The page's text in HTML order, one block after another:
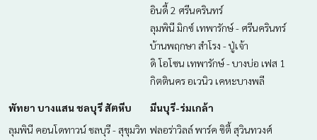
อินดี้ 2 ศรีนครินทร์
ลุมพินี มิกซ์ เทพารักษ์ - ศรีนครินทร์
บ้านพฤกษา สำโรง - ปู่เจ้า
ดิ โอโซน เทพารักษ์ - บางบ่อ เฟส 1
กิตตินคร อเวนิว เคหะบางพลี
พัทยา บางแสน ชลบุรี สัตหีบ
ลุมพินี คอนโดทาวน์ ชลบุรี - สุขุมวิท
มีนบุรี-ร่มเกล้า
ฟลอร่าวิลล์ พาร์ค ซิตี้ สุวินทวงศ์